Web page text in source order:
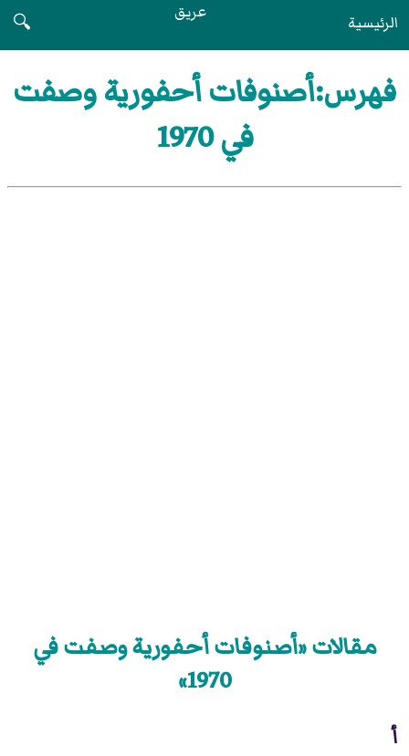
الرئيسية عريق
🔍
فهرس:أصنوفات أحفورية وصفت
في 1970
مقالات «أصنوفات أحفورية وصفت في
1970»
أ